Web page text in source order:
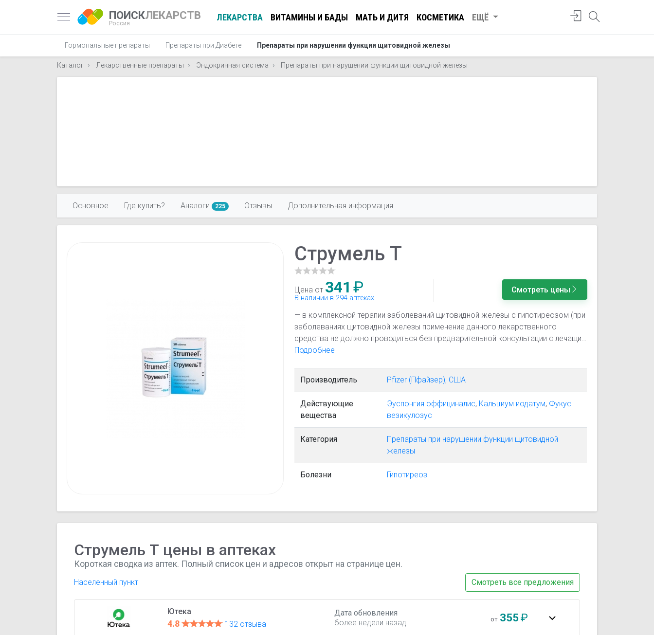
ПОИСКЛЕКАРСТВ
Россия
ЛЕКАРСТВА ВИТАМИНЫ И БАДЫ МАТЬ И ДИТЯ КОСМЕТИКА ЕЩЁ
Гормональные препараты Препараты при Диабете Препараты при нарушении функции щитовидной железы
Каталог Лекарственные препараты Эндокринная система Препараты при нарушении функции щитовидной железы
Основное Где купить? Аналоги 225 Отзывы Дополнительная информация
Струмель Т
Цена от 341 ₽
В наличии в 294 аптеках
Смотреть цены
— в комплексной терапии заболеваний щитовидной железы с гипотиреозом (при
заболеваниях щитовидной железы применение данного лекарственного
средства не должно проводиться без предварительной консультации с лечащим
врачом).
Подробнее
Производитель Pfizer (Пфайзер), США
Действующие
вещества
Эуспонгия оффициналис, Кальциум иодатум, Фукус
везикулозус
Категория
Препараты при нарушении функции щитовидной
железы
Болезни Гипотиреоз
Струмель Т цены в аптеках
Короткая сводка из аптек. Полный список цен и адресов открыт на странице цен.
Населенный пункт Смотреть все предложения
Ютека
4.8 132 отзыва
Дата обновления
более недели назад
от 355₽